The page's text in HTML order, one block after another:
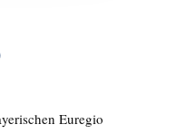
Euregio